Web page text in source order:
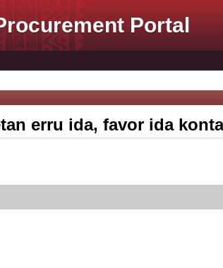
Portal
erru ida, favor ida